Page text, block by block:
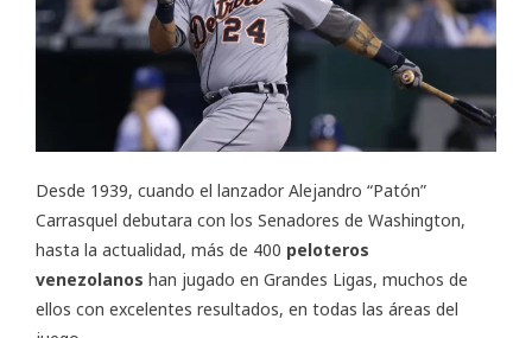
Desde 1939, cuando el lanzador Alejandro “Patón”
Carrasquel debutara con los Senadores de Washington,
hasta la actualidad, más de 400 peloteros
venezolanos han jugado en Grandes Ligas, muchos de
ellos con excelentes resultados, en todas las áreas del